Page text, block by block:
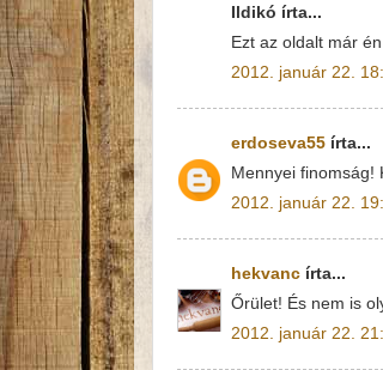
Ildikó írta...
Ezt az oldalt már
2012. január 22.
erdoseva55 írta...
Mennyei finomság!
2012. január 22.
hekvanc írta...
Őrület! És nem is
2012. január 22.